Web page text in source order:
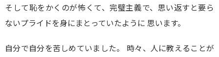
そして恥をかくのが怖くて、完璧主義で、思い返すと要ら
ないプライドを身にまとっていたように 思います。
自分で自分を苦しめていました。 時々、人に教えることが